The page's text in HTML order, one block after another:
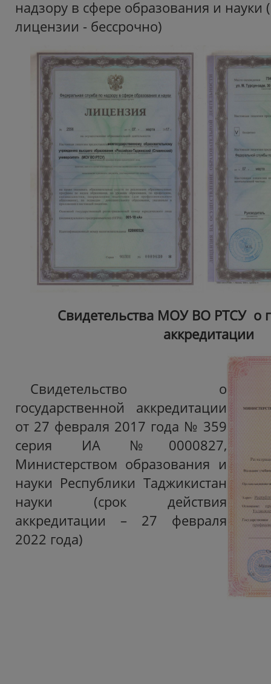
надзору в сфере образования и науки
лицензии - бессрочно)
Свидетельства МОУ ВО РТСУ о
аккредитации
Свидетельство о
государственной аккредитации
от 27 февраля 2017 года № 359
серия ИА №0000827,
Министерством образования и
науки Республики Таджикистан
науки (срок действия
аккредитации – 27 февраля
2022 года)